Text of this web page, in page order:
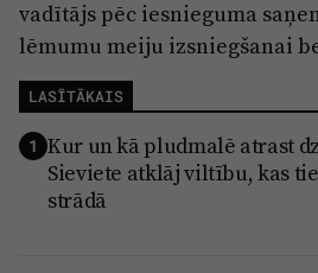
vadītājs pēc iesnieguma
lēmumu meiju izsniegšanai
LASĪTĀKAIS
1 Kur un kā pludmalē atrast
Sieviete atklāj viltību, kas
strādā